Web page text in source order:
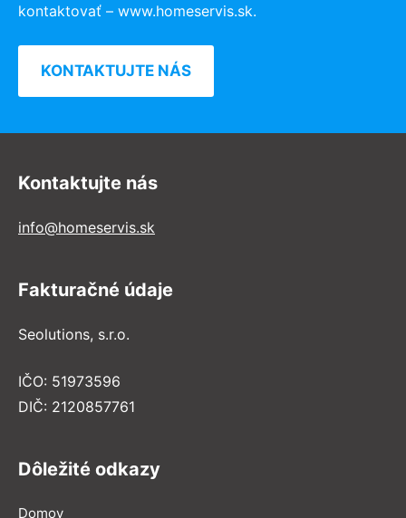
kontaktovať – www.homeservis.sk.
KONTAKTUJTE NÁS
Kontaktujte nás
info@homeservis.sk
Fakturačné údaje
Seolutions, s.r.o.
IČO: 51973596
DIČ: 2120857761
Dôležité odkazy
Domov